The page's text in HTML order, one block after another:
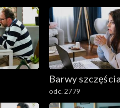
1701–1800
1601–1700
1501–1600
1401–1500
Barwy szczęścia
odc. 2779